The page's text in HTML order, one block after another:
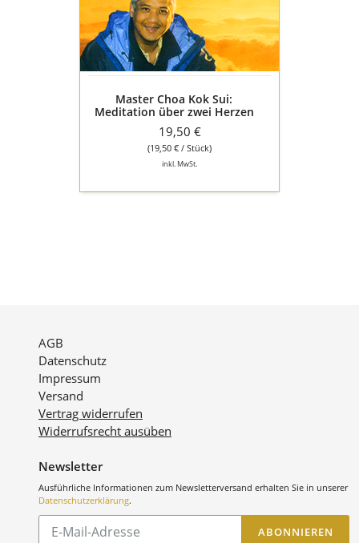
Meditation
über
zwei
Herzen
und
Master Choa Kok Sui:
Meditation über zwei Herzen
und Selbstheilungsmeditation
19,50 €
(19,50 € / Stück)
inkl. MwSt.
AGB
Datenschutz
Impressum
Versand
Vertrag widerrufen
Widerrufsrecht ausüben
Newsletter
Ausführliche Informationen zum Newsletterversand erhalten Sie in unserer
Datenschutzerklärung.
Abonnieren
ABONNIEREN